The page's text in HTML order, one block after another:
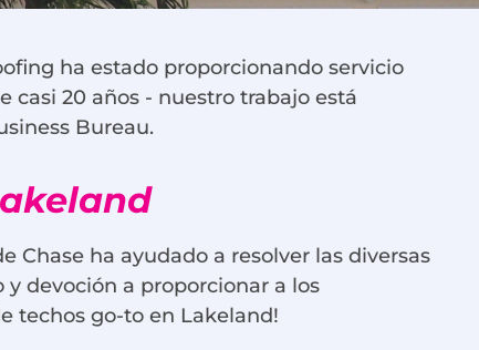
ha estado proporcionando servicio
casi 20 años - nuestro trabajo está
Bureau.
Chase ha ayudado a resolver las diversas
y devoción a proporcionar a los
techos go-to en Lakeland!